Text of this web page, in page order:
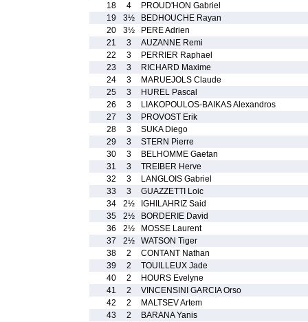
18
4
PROUD'HON Gabriel
19
3½
BEDHOUCHE Rayan
20
3½
PERE Adrien
21
3
AUZANNE Remi
22
3
PERRIER Raphael
23
3
RICHARD Maxime
24
3
MARUEJOLS Claude
25
3
HUREL Pascal
26
3
LIAKOPOULOS-BAIKAS Alexandros
27
3
PROVOST Erik
28
3
SUKA Diego
29
3
STERN Pierre
30
3
BELHOMME Gaetan
31
3
TREIBER Herve
32
3
LANGLOIS Gabriel
33
3
GUAZZETTI Loic
34
2½
IGHILAHRIZ Said
35
2½
BORDERIE David
36
2½
MOSSE Laurent
37
2½
WATSON Tiger
38
2
CONTANT Nathan
39
2
TOUILLEUX Jade
40
2
HOURS Evelyne
41
2
VINCENSINI GARCIA Orso
42
2
MALTSEV Artem
43
2
BARANA Yanis